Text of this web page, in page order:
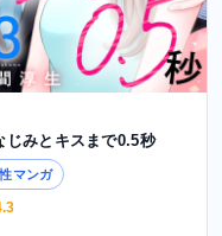
じみとキスまで0.5秒
マンガ